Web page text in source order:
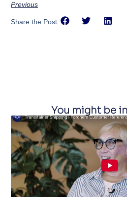
Previous
Share the Post:
You might be